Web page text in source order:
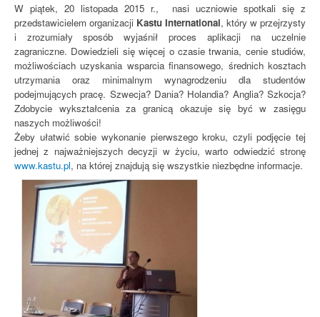
W piątek, 20 listopada 2015 r., nasi uczniowie spotkali się z
przedstawicielem organizacji Kastu International, który w przejrzysty
i zrozumiały sposób wyjaśnił proces aplikacji na uczelnie
zagraniczne. Dowiedzieli się więcej o czasie trwania, cenie studiów,
możliwościach uzyskania wsparcia finansowego, średnich kosztach
utrzymania oraz minimalnym wynagrodzeniu dla studentów
podejmujących pracę. Szwecja? Dania? Holandia? Anglia? Szkocja?
Zdobycie wykształcenia za granicą okazuje się być w zasięgu
naszych możliwości!
Żeby ułatwić sobie wykonanie pierwszego kroku, czyli podjęcie tej
jednej z najważniejszych decyzji w życiu, warto odwiedzić stronę
www.kastu.pl, na której znajdują się wszystkie niezbędne informacje.